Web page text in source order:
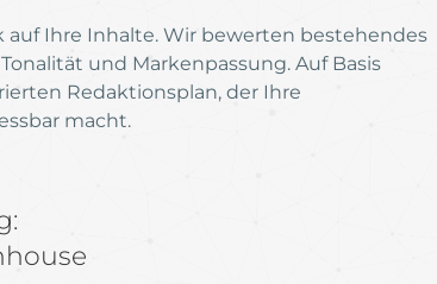
Ihre Inhalte. Wir bewerten bestehendes
und Markenpassung. Auf Basis
Redaktionsplan, der Ihre
macht.